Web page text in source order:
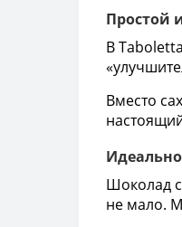
Простой
В
Вместо
Шоколад
не мало.